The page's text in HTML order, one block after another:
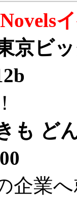
京ビ
も ど
企業